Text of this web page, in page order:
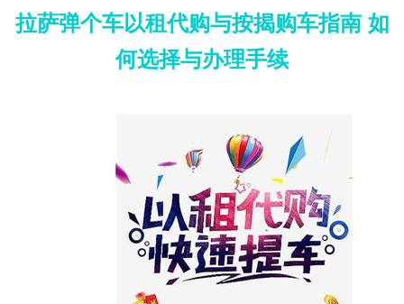
拉萨弹个车以租代购与按揭购车指南 如
何选择与办理手续